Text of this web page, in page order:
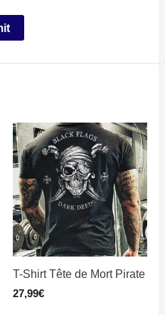
T-Shirt Tête de Mort Pirate
27,99€